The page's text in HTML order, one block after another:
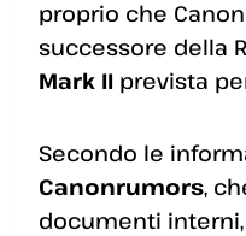
proprio che
successore della
Mark II prevista
Secondo le
Canonrumors,
documenti